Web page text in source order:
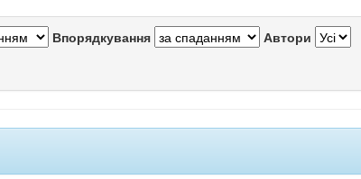
Впорядкування Автори